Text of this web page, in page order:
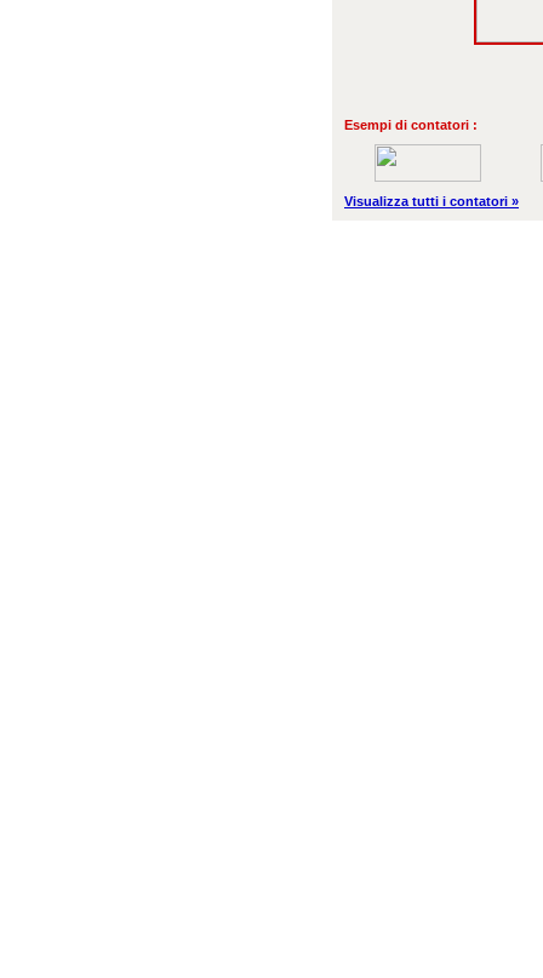
Esempi di contatori :
Visualizza tutti i contatori »